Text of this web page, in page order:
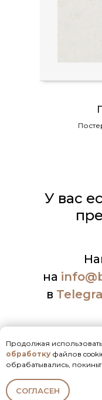
Продолжая
обработкуфайлов
обрабатывались,
СОГЛАСЕН
У вас
на info
в